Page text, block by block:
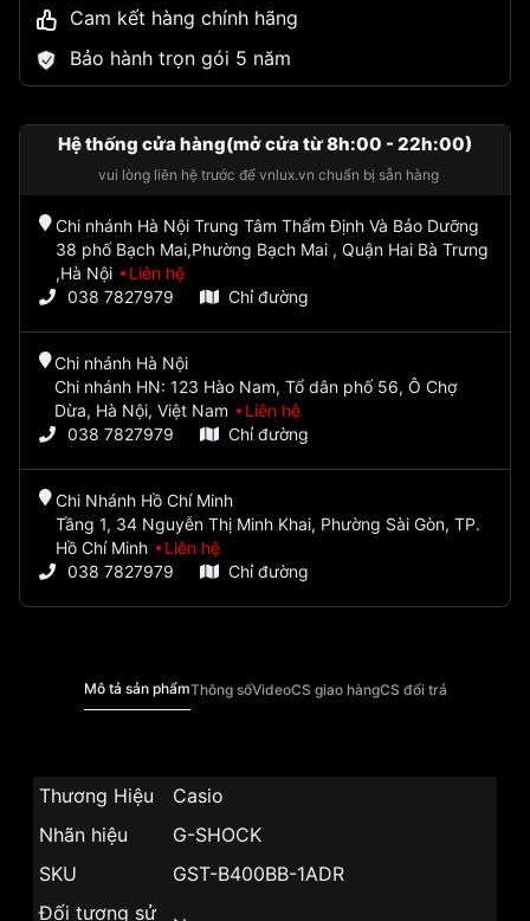
Cam kết hàng chính hãng
Bảo hành trọn gói 5 năm
Hệ thống cửa hàng(mở cửa từ 8h:00 - 22h:00)
vui lòng liên hệ trước để vnlux.vn chuẩn bị sẵn hàng
Chi nhánh Hà Nội Trung Tâm Thẩm Định Và Bảo Dưỡng
38 phố Bạch Mai,Phường Bạch Mai , Quận Hai Bà Trưng
,Hà Nội
Liên hệ
038 7827979
Chỉ đường
Chi nhánh Hà Nội
Chi nhánh HN: 123 Hào Nam, Tổ dân phố 56, Ô Chợ
Dừa, Hà Nội, Việt Nam
Liên hệ
038 7827979
Chỉ đường
Chi Nhánh Hồ Chí Minh
Tầng 1, 34 Nguyễn Thị Minh Khai, Phường Sài Gòn, TP.
Hồ Chí Minh
Liên hệ
038 7827979
Chỉ đường
Mô tả sản phẩmThông sốVideoCS giao hàngCS đổi trả
Thương Hiệu
Casio
Nhãn hiệu
G-SHOCK
SKU
GST-B400BB-1ADR
Đối tượng sử